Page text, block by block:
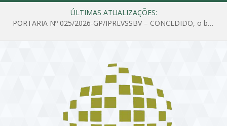
ÚLTIMAS ATUALIZAÇÕES:
PORTARIA Nº 025/2026-GP/IPREVSSBV – CONCEDIDO, o benefício de PENSÃO a MARIA ESTELA DOS SANTOS SOUZA